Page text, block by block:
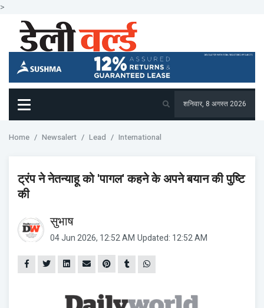
>
शनिवार, 8 अगस्त 2026
Home Newsalert Lead International
ट्रंप ने नेतन्याहू को 'पागल' कहने के अपने बयान की पुष्टि
की
सुभाष
04 Jun 2026, 12:52 AM Updated: 12:52 AM